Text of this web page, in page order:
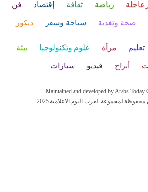
رياضة ثقافة إقتصاد فن
صحة وتغذية سياحة وسفر ديكور
تعليم مرأة علوم وتكنولوجيا بيئة
أبراج فيديو سيارات
Maintained and developed by Arabs Today